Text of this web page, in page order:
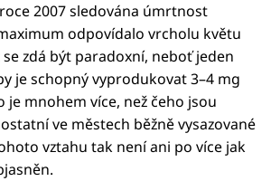
2007 sledována úmrtnost
odpovídalo vrcholu květu
zdá být paradoxní, neboť jeden
je schopný vyprodukovat 3–4 mg
je mnohem více, než čeho jsou
ve městech běžně vysazované
vztahu tak není ani po více jak